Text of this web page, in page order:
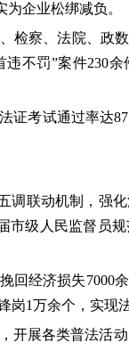
企业松绑减负。
察、法院、政
不罚”案件230
考试通过率达
联动机制，强
市级人民监督员
经济损失7000
1万余个，实现
展各类普法活动